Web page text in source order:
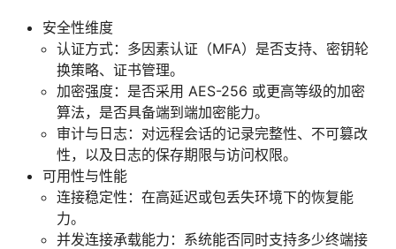
安全性维度
认证方式：多因素认证（MFA）是否支持、密钥轮
换策略、证书管理。
加密强度：是否采用 AES-256 或更高等级的加密
算法，是否具备端到端加密能力。
审计与日志：对远程会话的记录完整性、不可篡改
性，以及日志的保存期限与访问权限。
可用性与性能
连接稳定性：在高延迟或包丢失环境下的恢复能
力。
并发连接承载能力：系统能否同时支持多少终端接